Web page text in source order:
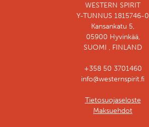
WESTERN SPIRIT
Y-TUNNUS 1815746-0
Kansankatu 5,
05900 Hyvinkää,
SUOMI , FINLAND
+358 50 3701460
info@westernspirit.fi
Tietosuojaseloste
Maksuehdot